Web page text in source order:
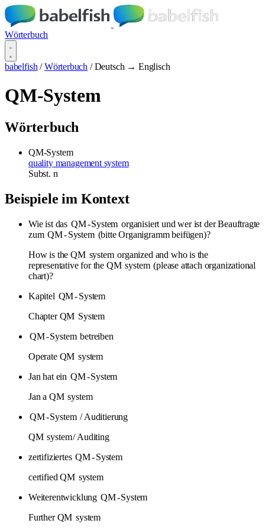
Wörterbuch
babelfish / Wörterbuch / Deutsch → Englisch
QM-System
Wörterbuch
QM-System
quality management system
Subst. n
Beispiele im Kontext
Wie ist das QM-System organisiert und wer ist der Beauftragte
zum QM-System (bitte Organigramm beifügen)?
How is the QM system organized and who is the
representative for the QM system (please attach organizational
chart)?
Kapitel QM-System
Chapter QM System
QM-System betreiben
Operate QM system
Jan hat ein QM-System
Jan a QM system
QM-System / Auditierung
QM system/ Auditing
zertifiziertes QM-System
certified QM system
Weiterentwicklung QM-System
Further QM system